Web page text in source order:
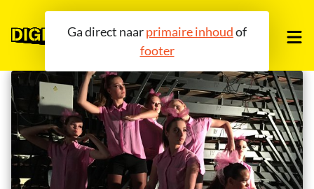
Ga direct naarprimaire inhoudof
footer
OVER ONS
TOOLS
COMMUNITY
AGENDA